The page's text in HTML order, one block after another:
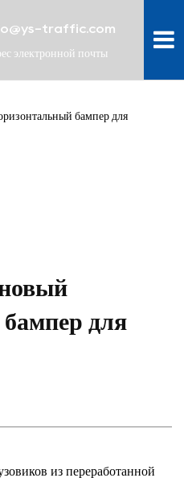
traffic.com
электронной почты
бампер для
для
из переработанной